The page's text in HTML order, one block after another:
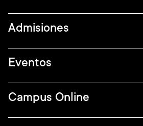
Admisiones
Eventos
Campus Online